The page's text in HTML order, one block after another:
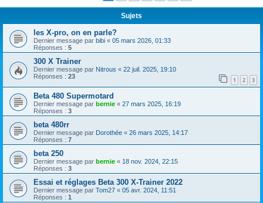
Sujets
les X-pro, on en parle?
Dernier message par bibi « 05 mars 2026, 01:33
Réponses : 5
300 X Trainer
Dernier message par Nitrous « 22 juil. 2025, 19:10
Réponses : 23 1 2 3
Beta 480 Supermotard
Dernier message par bernie « 27 mars 2025, 16:19
Réponses : 3
beta 480rr
Dernier message par Dorothée « 26 mars 2025, 14:17
Réponses : 7
beta 250
Dernier message par bernie « 18 nov. 2024, 22:15
Réponses : 3
Essai et réglages Beta 300 X-Trainer 2022
Dernier message par Tom27 « 05 avr. 2024, 11:51
Réponses : 1